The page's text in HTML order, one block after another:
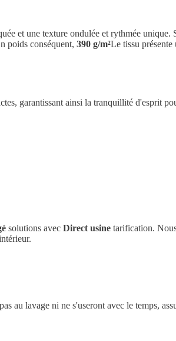
et une texture ondulée et rythmée
poids conséquent, 390 g/m²Le tissu
garantissant ainsi la tranquillité d'esprit
solutions avec Direct usine tarification.
au lavage ni ne s'useront avec le temps,